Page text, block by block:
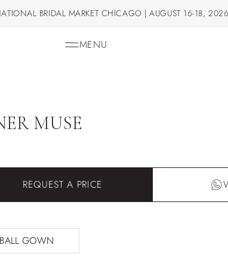
BRIDAL MARKET CHICAGO | AUGUST 16-18, 2026
MENU
MUSE
REQUEST A PRICE
BALL GOWN